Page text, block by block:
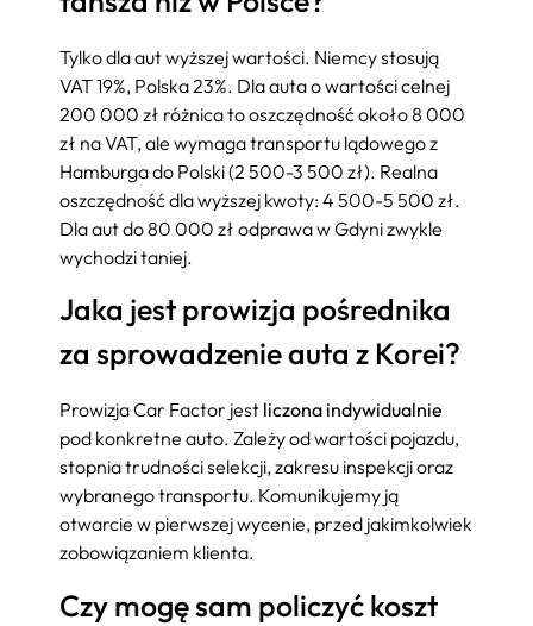
Tylko dla aut wyższej wartości. Niemcy stosują
VAT 19%, Polska 23%. Dla auta o wartości celnej
200 000 zł różnica to oszczędność około 8 000
zł na VAT, ale wymaga transportu lądowego z
Hamburga do Polski (2 500-3 500 zł). Realna
oszczędność dla wyższej kwoty: 4 500-5 500 zł.
Dla aut do 80 000 zł odprawa w Gdyni zwykle
wychodzi taniej.
Jaka jest prowizja pośrednika
za sprowadzenie auta z Korei?
Prowizja Car Factor jest liczona indywidualnie
pod konkretne auto. Zależy od wartości pojazdu,
stopnia trudności selekcji, zakresu inspekcji oraz
wybranego transportu. Komunikujemy ją
otwarcie w pierwszej wycenie, przed jakimkolwiek
zobowiązaniem klienta.
Czy mogę sam policzyć koszt